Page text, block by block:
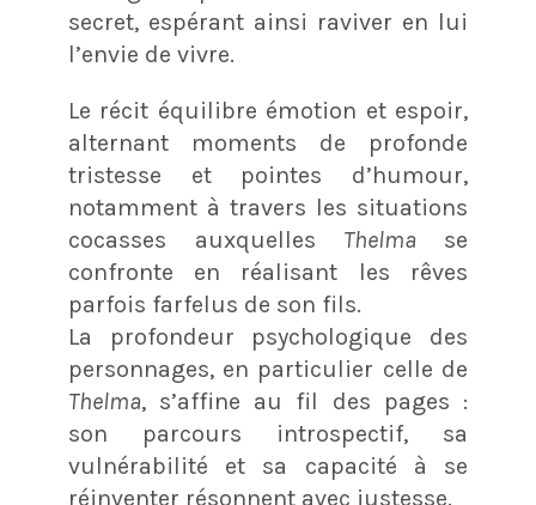
secret, espérant ainsi raviver en lui
l’envie de vivre.
Le récit équilibre émotion et espoir,
alternant moments de profonde
tristesse et pointes d’humour,
notamment à travers les situations
cocasses auxquelles Thelma se
confronte en réalisant les rêves
parfois farfelus de son fils.
La profondeur psychologique des
personnages, en particulier celle de
Thelma, s’affine au fil des pages :
son parcours introspectif, sa
vulnérabilité et sa capacité à se
réinventer résonnent avec justesse.